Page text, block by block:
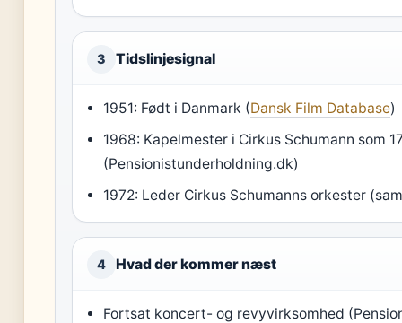
3 Tidslinjesignal
1951: Født i Danmark (Dansk Film Database)
1968: Kapelmester i Cirkus Schumann som
(Pensionistunderholdning.dk)
1972: Leder Cirkus Schumanns orkester
4 Hvad der kommer næst
Fortsat koncert- og revyvirksomhed